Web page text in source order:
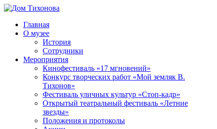
Перейти
содержимому
Дом
Тихонова
ППМВК
Главная
О музее
История
Сотрудники
Мероприятия
Кинофестиваль «17 мгновений»
Конкурс творческих работ «Мой земляк В.
Тихонов»
Фестиваль уличных культур «Стоп-кадр»
Открытый театральный фестиваль «Летние
звезды»
Положения и протоколы